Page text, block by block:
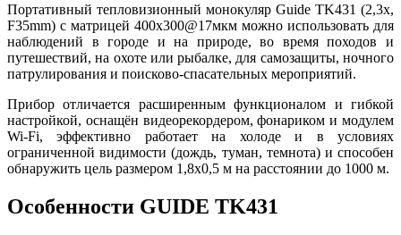
Портативный тепловизионный монокуляр Guide TK431 (2,3x,
F35mm) с матрицей 400x300@17мкм можно использовать для
наблюдений в городе и на природе, во время походов и
путешествий, на охоте или рыбалке, для самозащиты, ночного
патрулирования и поисково-спасательных мероприятий.
Прибор отличается расширенным функционалом и гибкой
настройкой, оснащён видеорекордером, фонариком и модулем
Wi-Fi, эффективно работает на холоде и в условиях
ограниченной видимости (дождь, туман, темнота) и способен
обнаружить цель размером 1,8x0,5 м на расстоянии до 1000 м.
Особенности GUIDE TK431